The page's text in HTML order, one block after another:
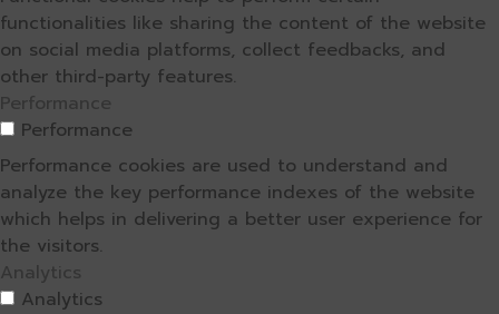
functionalities like sharing the content of the website
on social media platforms, collect feedbacks, and
other third-party features.
Performance
Performance
Performance cookies are used to understand and
analyze the key performance indexes of the website
which helps in delivering a better user experience for
the visitors.
Analytics
Analytics